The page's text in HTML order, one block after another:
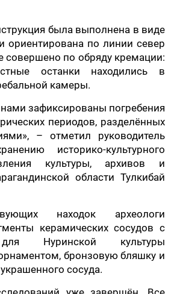
была выполнена в виде
ориентирована по линии север
совершено по обряду кремации:
останки находились в
камеры.
зафиксированы погребения
периодов, разделённых
– отметил руководитель
историко-культурного
культуры, архивов и
области Тулкибай
находок археологи
керамических сосудов с
Нуринской культуры
бронзовую бляшку и
сосуда.